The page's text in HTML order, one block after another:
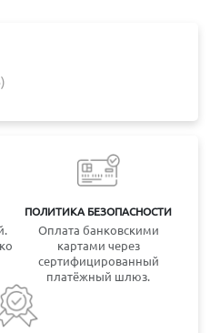
ПОЛИТИКА БЕЗОПАСНОСТИ
Оплата банковскими
картами через
сертифицированный
платёжный шлюз.